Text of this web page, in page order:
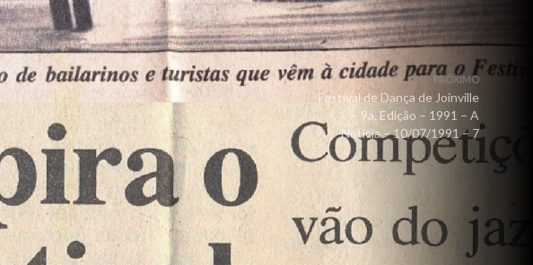
PRÓXIMO
Festival de Dança de Joinville
– 9a. Edição – 1991 – A
Notícia – 10/07/1991 – 7